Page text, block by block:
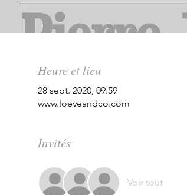
Heure et lieu
28 sept. 2020, 09:59
www.loeveandco.com
Invités
Voir tout